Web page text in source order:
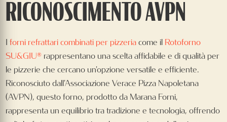
RICONOSCIMENTO AVPN
Iforni refrattari combinati per pizzeriacome il Rotoforno
SU&GIU® rappresentano una scelta affidabile e di qualità per
le pizzerie che cercano un'opzione versatile e efficiente.
Riconosciuto dall'Associazione Verace Pizza Napoletana
(AVPN), questo forno, prodotto da Marana Forni,
rappresenta un equilibrio tra tradizione e tecnologia, offrendo